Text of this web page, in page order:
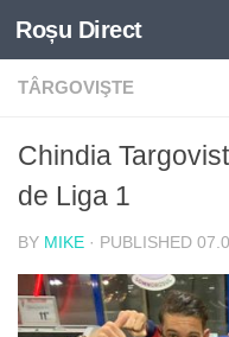
Skip to content
Roșu Direct
TÂRGOVIŞTE
Chindia
de Liga 1
BY MIKE · PUBLISHED